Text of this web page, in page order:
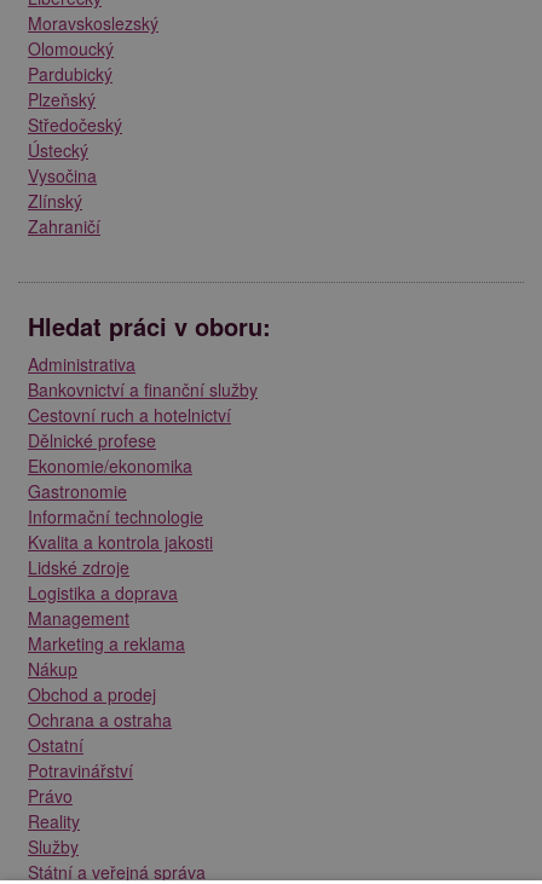
Moravskoslezský
Olomoucký
Pardubický
Plzeňský
Středočeský
Ústecký
Vysočina
Zlínský
Zahraničí
Hledat práci v oboru:
Administrativa
Bankovnictví a finanční služby
Cestovní ruch a hotelnictví
Dělnické profese
Ekonomie/ekonomika
Gastronomie
Informační technologie
Kvalita a kontrola jakosti
Lidské zdroje
Logistika a doprava
Management
Marketing a reklama
Nákup
Obchod a prodej
Ochrana a ostraha
Ostatní
Potravinářství
Právo
Reality
Služby
Státní a veřejná správa